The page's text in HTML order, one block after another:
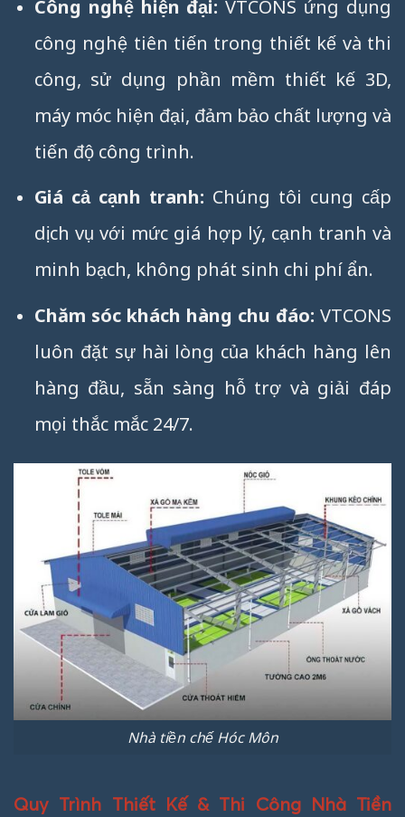
Công nghệ hiện đại: VTCONS ứng dụng
công nghệ tiên tiến trong thiết kế và thi
công, sử dụng phần mềm thiết kế 3D,
máy móc hiện đại, đảm bảo chất lượng và
tiến độ công trình.
Giá cả cạnh tranh: Chúng tôi cung cấp
dịch vụ với mức giá hợp lý, cạnh tranh và
minh bạch, không phát sinh chi phí ẩn.
Chăm sóc khách hàng chu đáo: VTCONS
luôn đặt sự hài lòng của khách hàng lên
hàng đầu, sẵn sàng hỗ trợ và giải đáp
mọi thắc mắc 24/7.
Nhà tiền chế Hóc Môn
Quy Trình Thiết Kế & Thi Công Nhà Tiền